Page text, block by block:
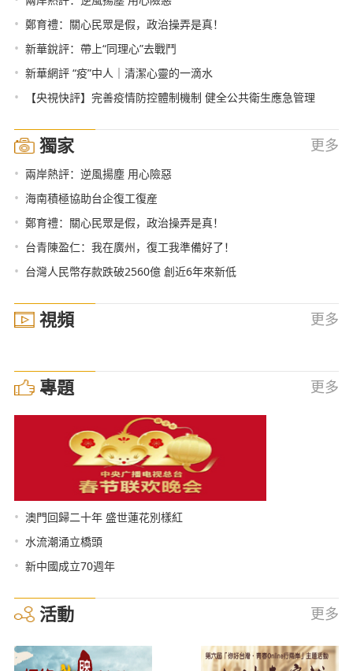
• 鄭育禮：關心民眾是假，政治操弄是真！
• 新華銳評：帶上“同理心”去戰鬥
• 新華網評 “疫”中人｜清潔心靈的一滴水
• 【央視快評】完善疫情防控體制機制 健全公共衛生應急管理
獨家 更多
• 兩岸熱評：逆風揚塵 用心險惡
• 海南積極協助台企復工復産
• 鄭育禮：關心民眾是假，政治操弄是真！
• 台青陳盈仁：我在廣州，復工我準備好了！
• 台灣人民幣存款跌破2560億 創近6年來新低
視頻 更多
專題 更多
• 澳門回歸二十年 盛世蓮花別樣紅
• 水流潮涌立橋頭
• 新中國成立70週年
活動 更多